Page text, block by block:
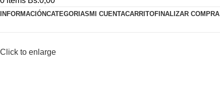
INFORMACIÓNCATEGORIAS MI CUENTACARRITOFINALIZAR COMPRA
Click to enlarge